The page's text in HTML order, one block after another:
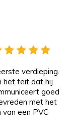
het feit dat hij
goed
met het
een PVC